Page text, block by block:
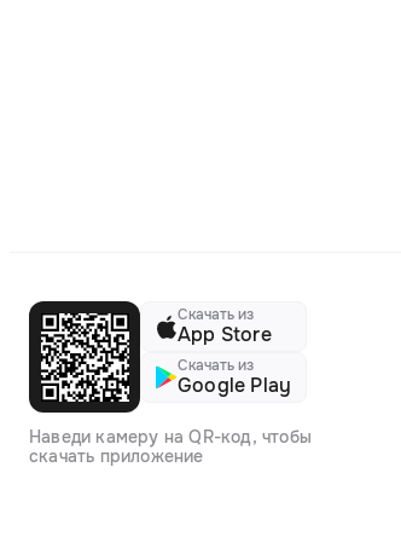
Скачать из
App Store
Скачать из
Google Play
Наведи камеру на QR-код, чтобы
скачать приложение